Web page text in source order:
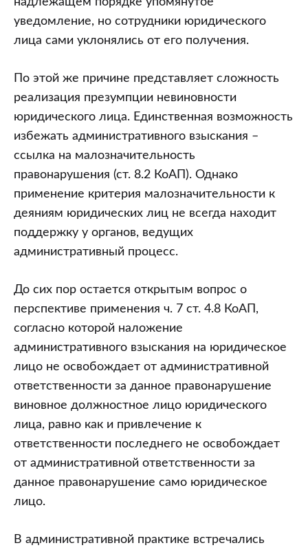
уведомление, но сотрудники юридического
лица сами уклонялись от его получения.
По этой же причине представляет сложность
реализация презумпции невиновности
юридического лица. Единственная возможность
избежать административного взыскания –
ссылка на малозначительность
правонарушения (ст. 8.2 КоАП). Однако
применение критерия малозначительности к
деяниям юридических лиц не всегда находит
поддержку у органов, ведущих
административный процесс.
До сих пор остается открытым вопрос о
перспективе применения ч. 7 ст. 4.8 КоАП,
согласно которой наложение
административного взыскания на юридическое
лицо не освобождает от административной
ответственности за данное правонарушение
виновное должностное лицо юридического
лица, равно как и привлечение к
ответственности последнего не освобождает
от административной ответственности за
данное правонарушение само юридическое
лицо.
В административной практике встречались